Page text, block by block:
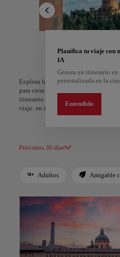
A Coruña
renacentistas. Entre los lugares de
encuentran “Le Due Torri” de la
las Piazzas Maggiore y Santo
instituto cinematográfico de fama
Explora lugares, experiencias y
para crear tu ruta y compartirla.
itinerario personalizado según tus
viaje: en sólo dos pasos y descargable
Próximos 30 días
Planifica tu viaje con
IA
Genera un itinerario en
personalizada en la
Entendido
Adultos Amigable